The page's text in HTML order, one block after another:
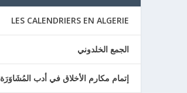
LES CALENDRIERS EN ALGERIE
الجمع الخلدوني
إتمام مكارم الأخلاق في أدب المُشَاوَرَة